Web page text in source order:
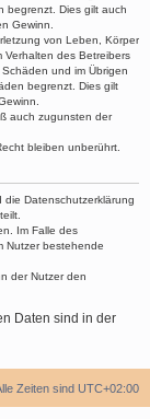
begrenzt. Dies gilt auch
Gewinn.
von Leben, Körper
Verhalten des Betreibers
und im Übrigen
begrenzt. Dies gilt
auch zugunsten der
bleiben unberührt.
Datenschutzerklärung
Im Falle des
Nutzer bestehende
der Nutzer den
Daten sind in der
Zeiten sind UTC+02:00